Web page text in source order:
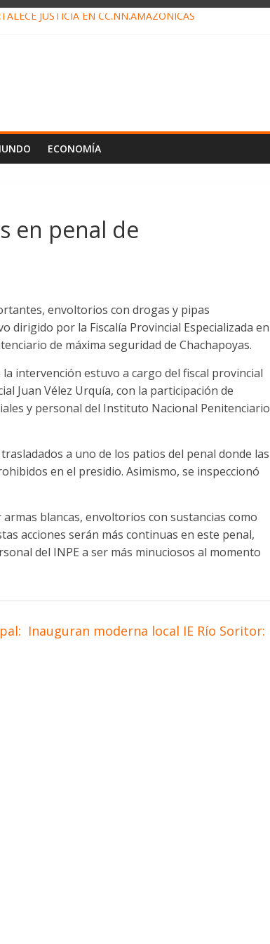
JUSTICIA EN CC.NN.AMAZÓNICAS
ECONOMÍA
en penal de
envoltorios con drogas y pipas
por la Fiscalía Provincial Especializada en
de máxima seguridad de Chachapoyas.
intervención estuvo a cargo del fiscal provincial
Juan Vélez Urquía, con la participación de
y personal del Instituto Nacional Penitenciario
a uno de los patios del penal donde las
en el presidio. Asimismo, se inspeccionó
blancas, envoltorios con sustancias como
acciones serán más continuas en este penal,
del INPE a ser más minuciosos al momento
Inauguran moderna local IE Río Soritor: